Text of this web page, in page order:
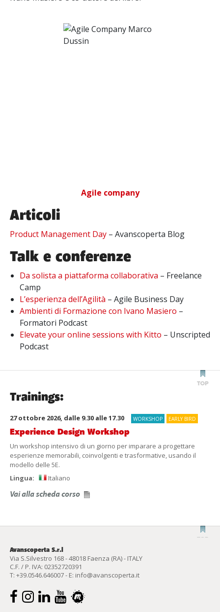
Agile company
Articoli
Product Management Day – Avanscoperta Blog
Talk e conferenze
Da solista a piattaforma collaborativa – Freelance
Camp
L’esperienza dell’Agilità – Agile Business Day
Ambienti di Formazione con Ivano Masiero –
Formatori Podcast
Elevate your online sessions with Kitto – Unscripted
Podcast
Trainings:
27 ottobre 2026, dalle 9.30 alle 17.30 WORKSHOP EARLY BIRD
Experience Design Workshop
Un workshop intensivo di un giorno per imparare a progettare
esperienze memorabili, coinvolgenti e trasformative, usando il
modello delle 5E.
Lingua:
Italiano
Vai alla scheda corso
Avanscoperta S.r.l
Via S.Silvestro 168 - 48018 Faenza (RA) - ITALY
C.F. / P. IVA: 02352720391
T: +39.0546.646007- E: info@avanscoperta.it